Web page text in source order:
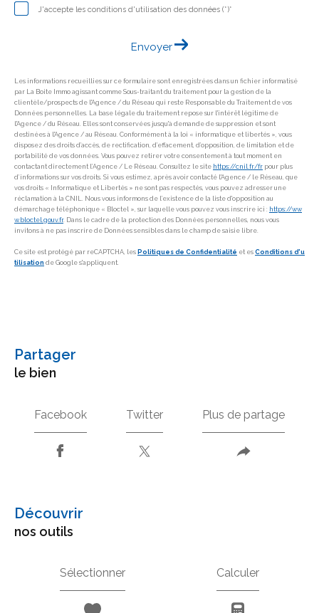
J'accepte les conditions d'utilisation des données (*)*
Envoyer
Les informations recueillies sur ce formulaire sont enregistrées dans un fichier informatisé
par La Boite Immo agissant comme Sous-traitant du traitement pour la gestion de la
clientèle/prospects de l'Agence / du Réseau qui reste Responsable du Traitement de vos
Données personnelles. La base légale du traitement repose sur l'intérêt légitime de
l'Agence / du Réseau. Elles sont conservées jusqu'à demande de suppression et sont
destinées à l'Agence / au Réseau. Conformément à la loi « informatique et libertés », vous
disposez des droits d’accès, de rectification, d’effacement, d’opposition, de limitation et de
portabilité de vos données. Vous pouvez retirer votre consentement à tout moment en
contactant directement l’Agence / Le Réseau. Consultez le site https://cnil.fr/fr pour plus
d’informations sur vos droits. Si vous estimez, après avoir contacté l'Agence / le Réseau, que
vos droits « Informatique et Libertés » ne sont pas respectés, vous pouvez adresser une
réclamation à la CNIL. Nous vous informons de l’existence de la liste d'opposition au
démarchage téléphonique « Bloctel », sur laquelle vous pouvez vous inscrire ici : https://ww
w.bloctel.gouv.fr. Dans le cadre de la protection des Données personnelles, nous vous
invitons à ne pas inscrire de Données sensibles dans le champ de saisie libre.
Ce site est protégé par reCAPTCHA, les Politiques de Confidentialité et es Conditions d'u
tilisation de Google s'appliquent.
partager
le bien
Facebook Twitter Plus de partage
découvrir
nos outils
Sélectionner Calculer